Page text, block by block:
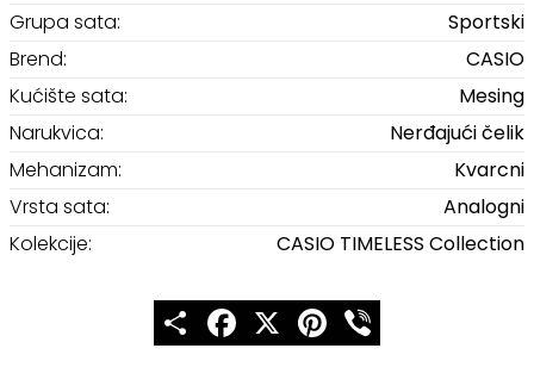
Grupa sata:
Sportski
Brend:
CASIO
Kućište sata:
Mesing
Narukvica:
Nerđajući čelik
Mehanizam:
Kvarcni
Vrsta sata:
Analogni
Kolekcije:
CASIO TIMELESS Collection
ShareFacebook
X Pinterest